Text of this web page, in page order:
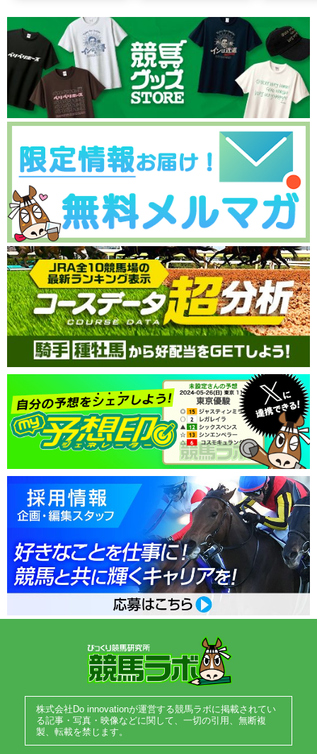
株式会社Do innovationが運営する競馬ラボに掲載されてい
る記事・写真・映像などに関して、一切の引用、無断複
製、転載を禁じます。